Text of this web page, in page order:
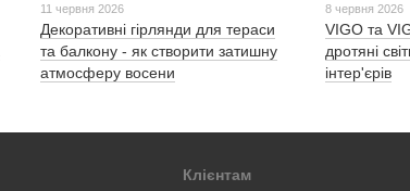
11 червня 2026
Декоративні гірлянди для тераси
та балкону - як створити затишну
атмосферу восени
8 червня 2026
VIGO та
дротяні
інтер'єрів
Клієнтам